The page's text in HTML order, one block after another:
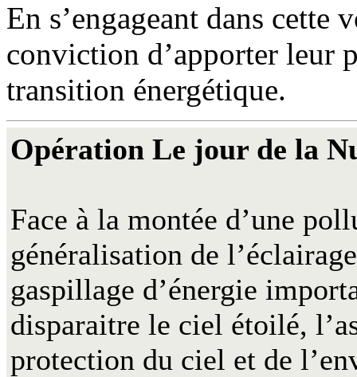
En s’engageant dans cette
conviction d’apporter leur
transition énergétique.
Opération Le jour de la
Face à la montée d’une
généralisation de
gaspillage d’énergie
disparaitre le ciel étoilé,
protection du ciel et de